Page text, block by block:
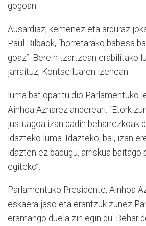
gogoan.
Ausardiaz, kemenez eta arduraz
Paul Bilbaok, “horretarako babesa
goaz”. Bere hitzartzean erabilitako
jarraituz, Kontseiluaren izenean
luma bat oparitu dio Parlamentuko
Ainhoa Aznarez andereari.
justuagoa izan dadin beharrezkoak
idazteko luma. Idazteko, bai, izan
idazten ez badugu, arriskua baitago
egiteko”.
Parlamentuko Presidente, Ainhoa
eskaera jaso eta erantzukizunez
eramango duela zin egin du. Behar